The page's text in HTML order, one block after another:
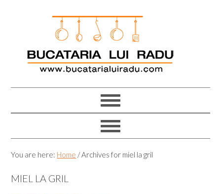
You are here: Home /Archives for miel la gril
MIEL LA GRIL